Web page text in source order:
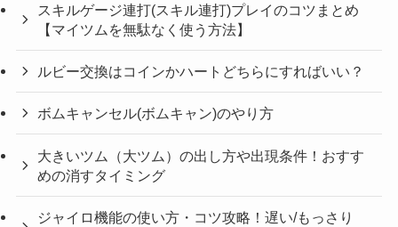
スキルゲージ連打(スキル連打)プレイのコツまとめ
【マイツムを無駄なく使う方法】
ルビー交換はコインかハートどちらにすればいい？
ボムキャンセル(ボムキャン)のやり方
大きいツム（大ツム）の出し方や出現条件！おすす
めの消すタイミング
ジャイロ機能の使い方・コツ攻略！遅い/もっさり